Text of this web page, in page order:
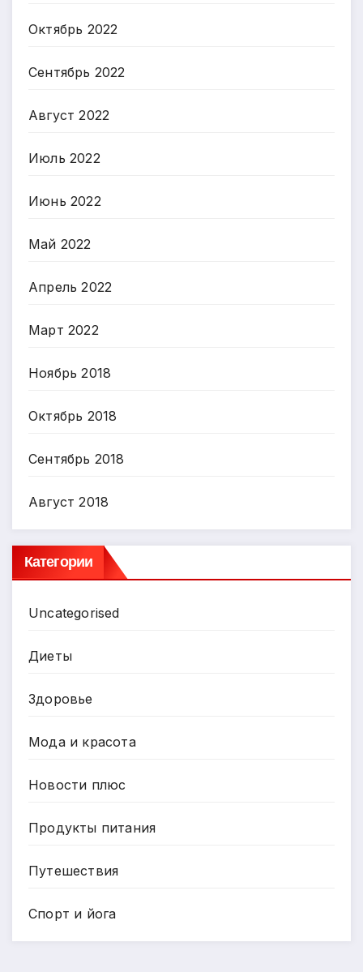
Октябрь 2022
Сентябрь 2022
Август 2022
Июль 2022
Июнь 2022
Май 2022
Апрель 2022
Март 2022
Ноябрь 2018
Октябрь 2018
Сентябрь 2018
Август 2018
Категории
Uncategorised
Диеты
Здоровье
Мода и красота
Новости плюс
Продукты питания
Путешествия
Спорт и йога